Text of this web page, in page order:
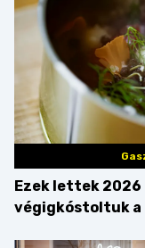
Ezek lettek
végigkóstoltuk